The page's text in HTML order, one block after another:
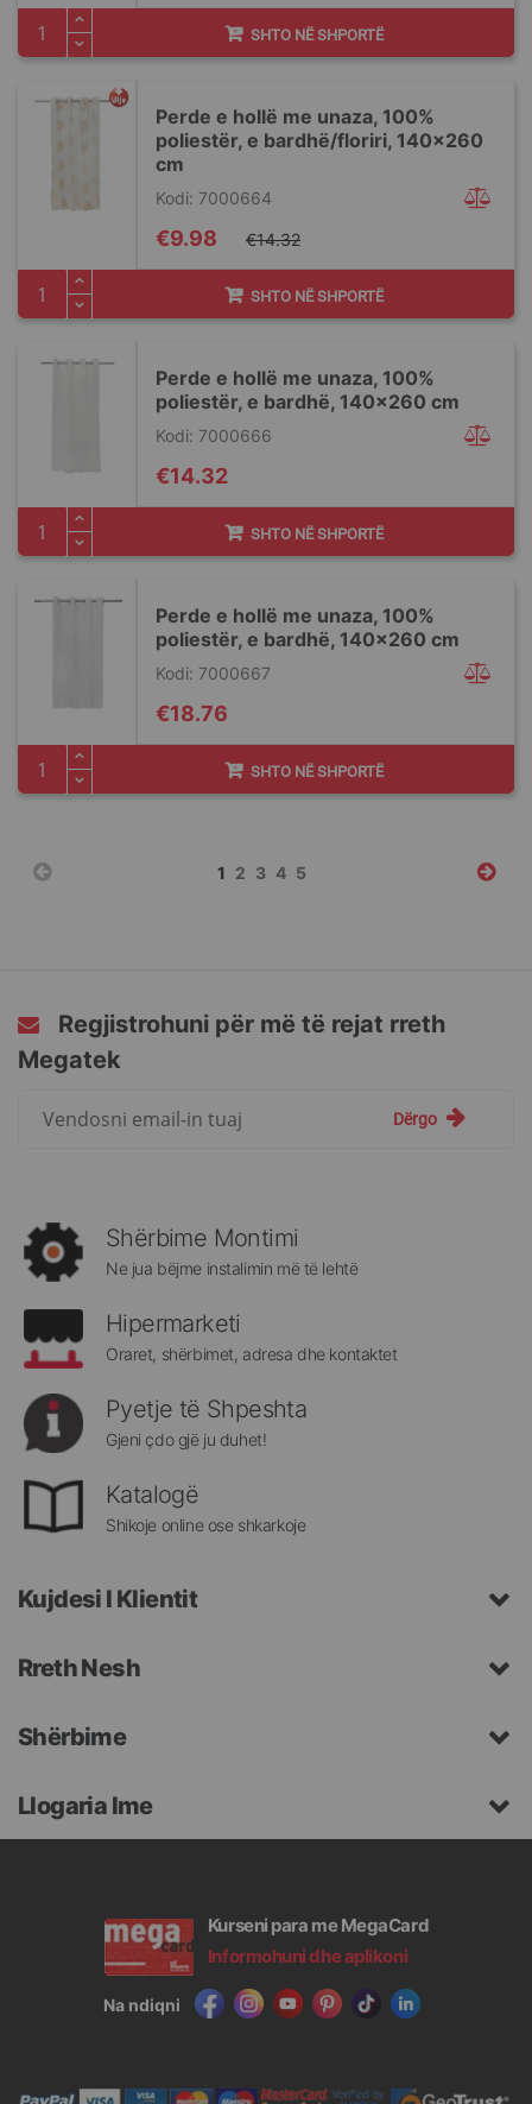
SHTO NË SHPORTË
Perde e hollë me unaza, 100%
poliestër, e bardhë/floriri, 140x260
cm
Kodi: 7000664
Special
Price
€9.98 €14.32
SHTO NË SHPORTË
Perde e hollë me unaza, 100%
poliestër, e bardhë, 140x260 cm
Kodi: 7000666
€14.32
SHTO NË SHPORTË
Perde e hollë me unaza, 100%
poliestër, e bardhë, 140x260 cm
Kodi: 7000667
€18.76
SHTO NË SHPORTË
Faqja
You're
1 Faqja
2 Faqja
3 Faqja
4 Faqja
5
Regjistrohuni për më të rejat rreth
Megatek
rreth
Megatek:
Dërgo
Shërbime Montimi
Ne jua bëjme instalimin më të lehtë
Hipermarketi
Oraret, shërbimet, adresa dhe kontaktet
Pyetje të Shpeshta
Gjeni çdo gjë ju duhet!
Katalogë
Shikoje online ose shkarkoje
Kujdesi I Klientit
Rreth Nesh
Shërbime
Llogaria Ime
Kurseni para me MegaCard
Informohuni dhe aplikoni
Na ndiqni